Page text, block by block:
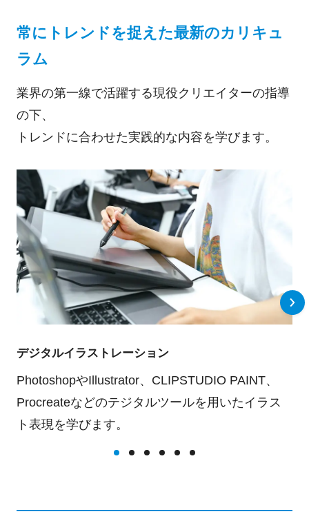
常にトレンドを捉えた最新のカリキュ
ラム
業界の第一線で活躍する現役クリエイターの指導
の下、
トレンドに合わせた実践的な内容を学びます。
デジタルイラストレーション
PhotoshopやIllustrator、CLIPSTUDIO PAINT、
Procreateなどのテジタルツールを用いたイラス
ト表現を学びます。